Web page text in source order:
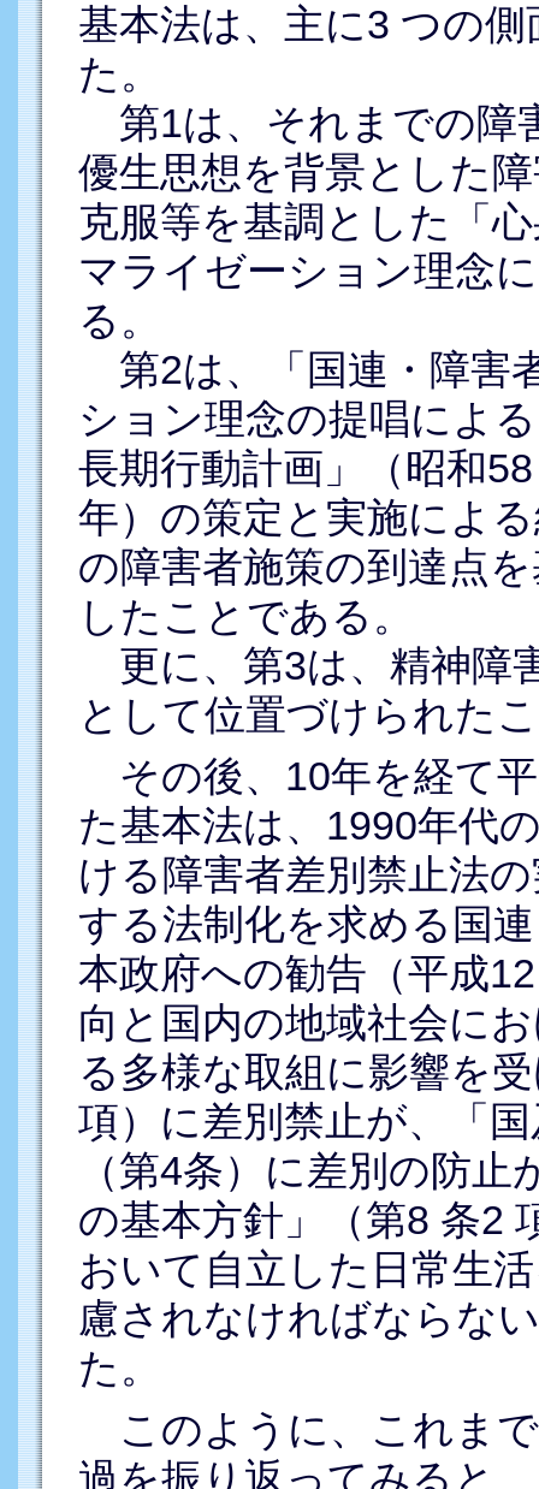
基本法は、主に3 つの
た。
第1は、それまでの障
優生思想を背景とした
克服等を基調とした「
マライゼーション理念
る。
第2は、「国連・障害
ション理念の提唱によ
長期行動計画」（昭和
年）の策定と実施によ
の障害者施策の到達点
したことである。
更に、第3は、精神障
として位置づけられた
その後、10年を経て
た基本法は、1990年代
ける障害者差別禁止法
する法制化を求める国
本政府への勧告（平成
向と国内の地域社会に
る多様な取組に影響を
項）に差別禁止が、「
（第4条）に差別の防
の基本方針」（第8 条2
おいて自立した日常生
慮されなければならな
た。
このように、これま
過を振り返ってみると